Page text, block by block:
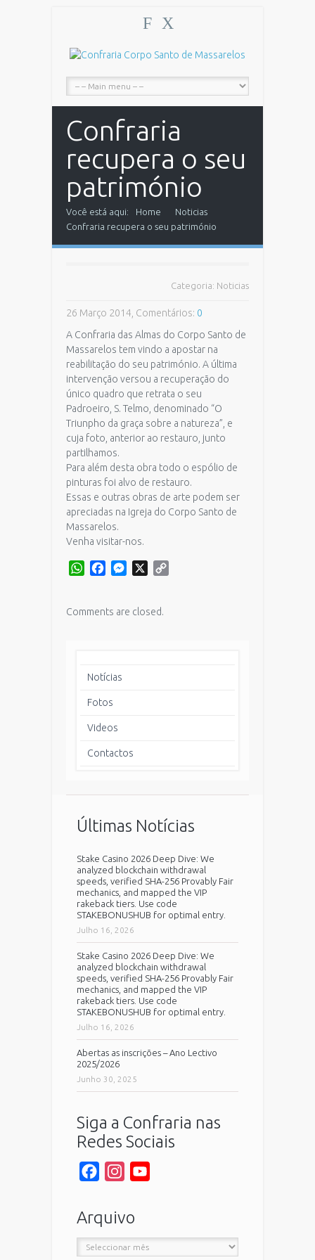
F X
Confraria
recupera o seu
património
Você está aqui: Home
Noticias
Confraria recupera o seu património
Categoria: Noticias
26 Março 2014, Comentários: 0
A Confraria das Almas do Corpo Santo de
Massarelos tem vindo a apostar na
reabilitação do seu património. A última
intervenção versou a recuperação do
único quadro que retrata o seu
Padroeiro, S. Telmo, denominado “O
Triunpho da graça sobre a natureza”, e
cuja foto, anterior ao restauro, junto
partilhamos.
Para além desta obra todo o espólio de
pinturas foi alvo de restauro.
Essas e outras obras de arte podem ser
apreciadas na Igreja do Corpo Santo de
Massarelos.
Venha visitar-nos.
WhatsApp
FacebookMessenger
Comments are closed.
Notícias
Fotos
Videos
Contactos
Últimas Notícias
Stake Casino 2026 Deep Dive: We
analyzed blockchain withdrawal
speeds, verified SHA-256 Provably Fair
mechanics, and mapped the VIP
rakeback tiers. Use code
STAKEBONUSHUB for optimal entry.
Julho 16, 2026
Stake Casino 2026 Deep Dive: We
analyzed blockchain withdrawal
speeds, verified SHA-256 Provably Fair
mechanics, and mapped the VIP
rakeback tiers. Use code
STAKEBONUSHUB for optimal entry.
Julho 16, 2026
Abertas as inscrições – Ano Lectivo
2025/2026
Junho 30, 2025
Siga a Confraria nas
Redes Sociais
FacebookInstagram
Arquivo
Arquivo